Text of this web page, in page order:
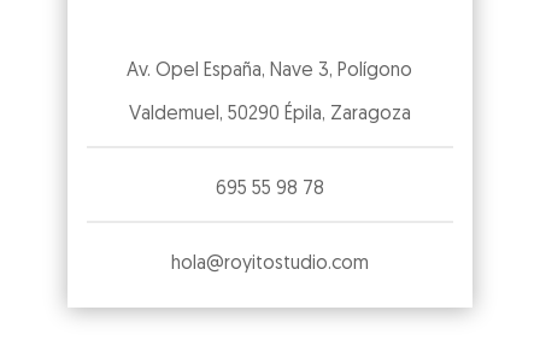
Av. Opel España, Nave 3, Polígono
Valdemuel, 50290 Épila, Zaragoza
695 55 98 78
hola@royitostudio.com